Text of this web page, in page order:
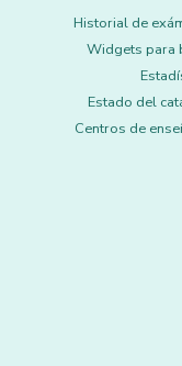
Historial de
Widgets para
Estado del
Centros de